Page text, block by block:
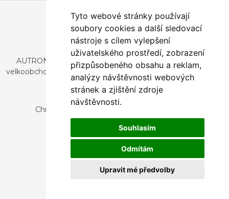
Tyto webové stránky používají
soubory cookies a další sledovací
nástroje s cílem vylepšení
uživatelského prostředí, zobrazení
přizpůsobeného obsahu a reklam,
analýzy návštěvnosti webových
stránek a zjištění zdroje
návštěvnosti.
Souhlasím
Odmítám
Upravit mé předvolby
AUTRONIC, s.r.o. je společnost zabývající se dovozem a
velkoobchodním prodejem designového i stylového nábytku
a dekorací.
Česká republika
Chrustenice 270, 267 12 Loděnice u Berouna
Slovensko
Nová 366, 032 02 Závažná Poruba